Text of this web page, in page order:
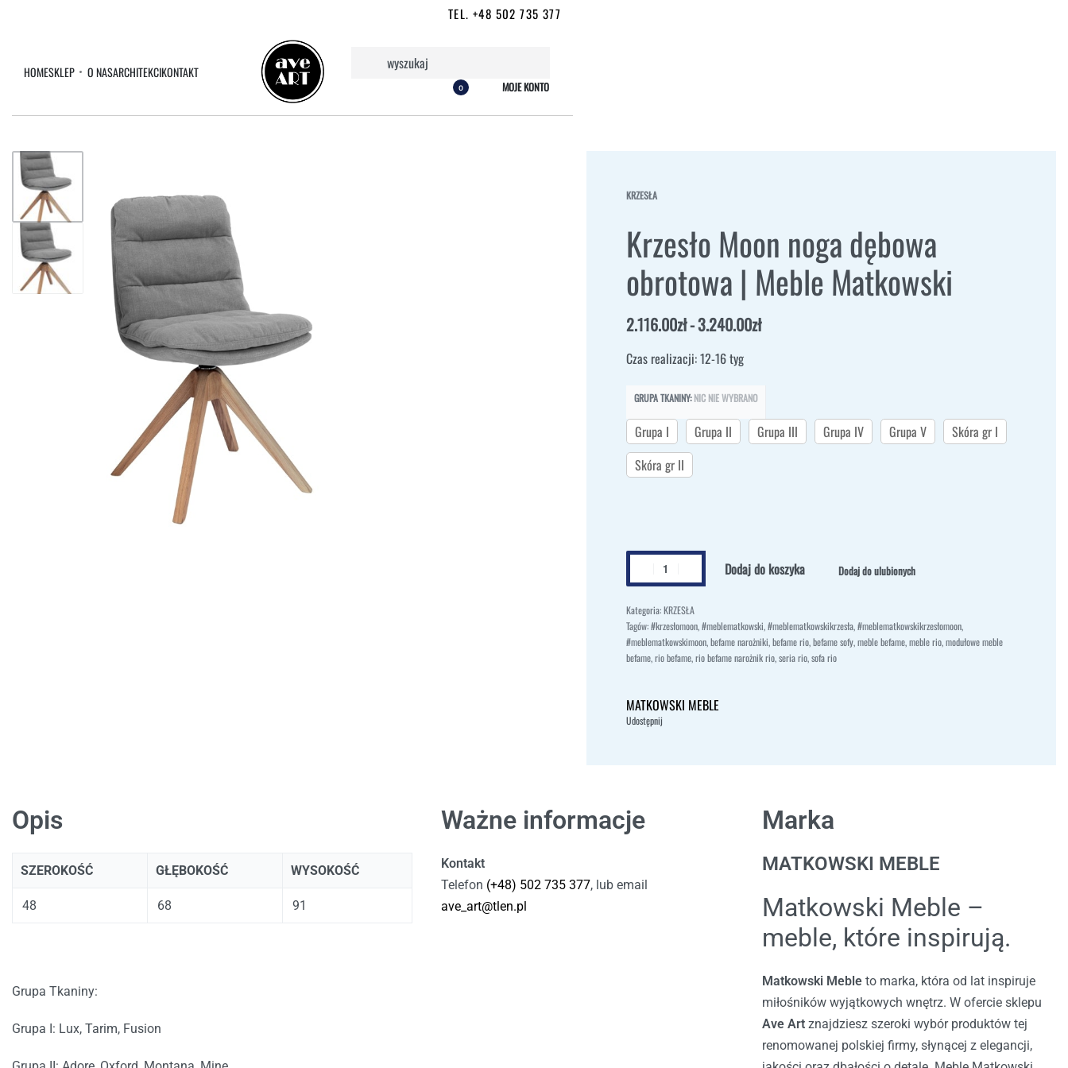
TEL. +48 502 735 377
HOMESKLEP O NASARCHITEKCIKONTAKT
0 MOJE KONTO
KRZESŁA
Krzesło Moon noga dębowa
obrotowa | Meble Matkowski
2.116.00zł 3.240.00zł
Czas realizacji: 12-16 tyg
GRUPA TKANINY: NIC NIE WYBRANO
Grupa I Grupa II Grupa III Grupa IV Grupa V
Skóra gr I
Skóra gr II
Dodaj do koszyka Dodaj do ulubionych
Kategoria:KRZESŁA
Tagów:#krzesłomoon,#meblematkowski,#meblematkowskikrzesła,#meblematkowskikrzesłomoon,
#meblematkowskimoon,befame narożniki,befame rio,befame sofy,meble befame,meble rio,modułowe meble
befame,rio befame,rio befame narożnik rio,seria rio,sofa rio
MATKOWSKI MEBLE
Udostępnij
Opis
SZEROKOŚĆ GŁĘBOKOŚĆ WYSOKOŚĆ
48 68 91
Grupa Tkaniny:
Grupa I: Lux, Tarim, Fusion
Ważne informacje
Kontakt
Telefon (+48) 502 735 377, lub email
ave_art@tlen.pl
Marka
MATKOWSKI MEBLE
Matkowski Meble –
meble, które inspirują.
Matkowski Meble to marka, która od lat inspiruje
miłośników wyjątkowych wnętrz. W ofercie sklepu
Ave Art znajdziesz szeroki wybór produktów tej
renomowanej polskiej firmy, słynącej z elegancji,